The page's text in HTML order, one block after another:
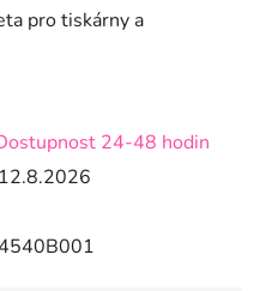
pro tiskárny a
24-48 hodin
12.8.2026
4540B001